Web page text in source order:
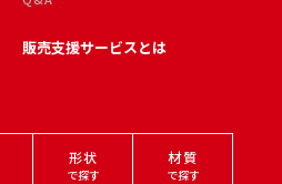
販売支援サービスとは
形状
で探す
材質
で探す